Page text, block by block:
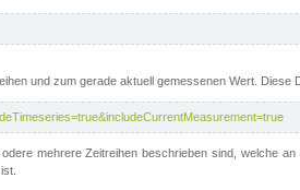
und zum gerade aktuell gemessenen Wert.
odere mehrere Zeitreihen beschrieben sind, welche